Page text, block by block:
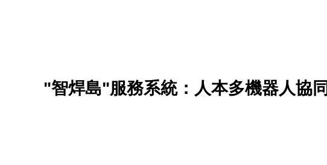
"智焊島"服務系統：人本多機器人協同